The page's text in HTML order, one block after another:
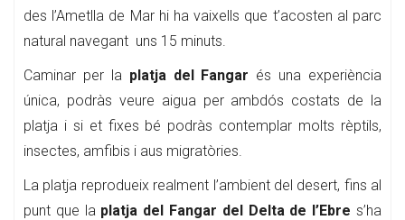
des l’Ametlla de Mar hi ha vaixells que t’acosten al parc
natural navegant uns 15 minuts.
Caminar per la platja del Fangar és una experiència
única, podràs veure aigua per ambdós costats de la
platja i si et fixes bé podràs contemplar molts rèptils,
insectes, amfibis i aus migratòries.
La platja reprodueix realment l’ambient del desert, fins al
punt que la platja del Fangar del Delta de l’Ebre s’ha